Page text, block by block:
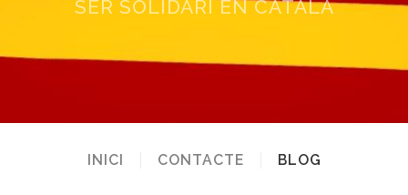
SER SOLIDARI EN CATALÀ
INICI CONTACTE BLOG